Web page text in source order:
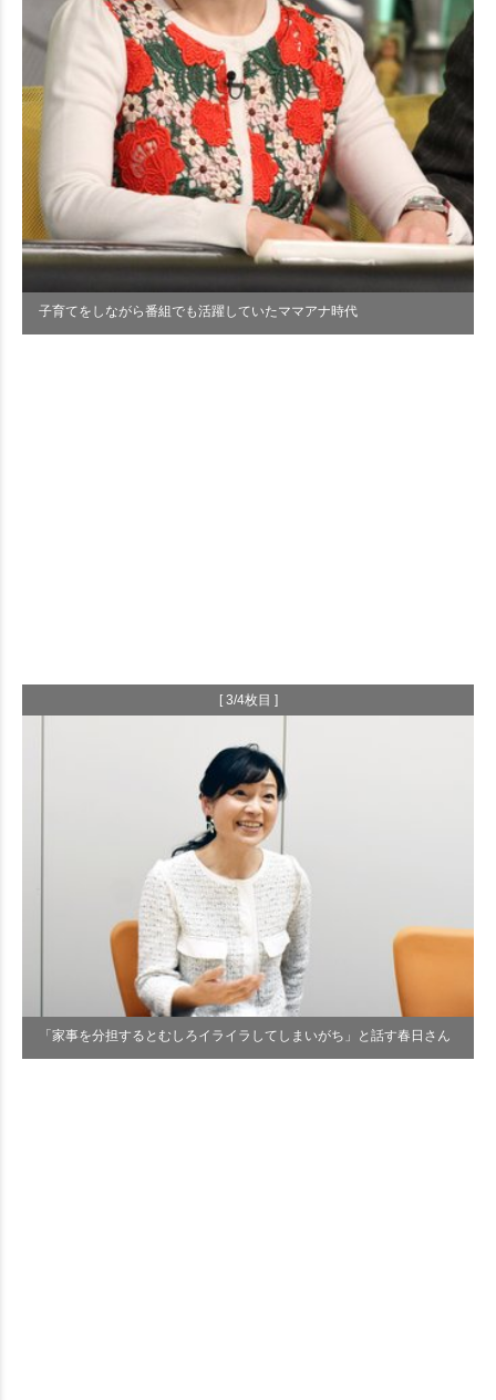
子育てをしながら番組でも活躍していたママアナ時代
[ 3/4枚目 ]
「家事を分担するとむしろイライラしてしまいがち」と話す春日さん